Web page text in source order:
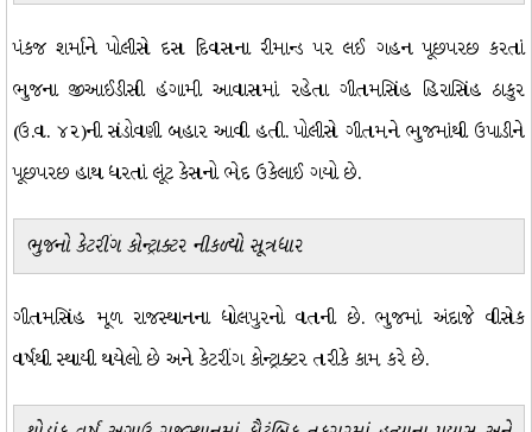
પંકજ શર્માને પોલીસે દસ દિવસના રીમાન્ડ પર લઈ ગહન પૂછપરછ કરતાં
ભુજના જીઆઈડીસી હંગામી આવાસમાં રહેતા ગીતમસિંહ હિરાસિંહ ઠાકુર
(ઉ.વ. ૪૨)ની સંડોવણી બહાર આવી હતી. પોલીસે ગીતમને ભુજમાંથી ઉપાડીને
પૂછપરછ હાથ ધરતાં લૂંટ કેસનો ભેદ ઉકેલાઈ ગયો છે.
ભુજનો કેટરીંગ કોન્ટ્રાક્ટર નીકળ્યો સૂત્રધાર
ગીતમસિંહ મૂળ રાજસ્થાનના ધોલપુરનો વતની છે. ભુજમાં અંદાજે વીસેક
વર્ષથી સ્થાયી થયેલો છે અને કેટરીંગ કોન્ટ્રાક્ટર તરીકે કામ કરે છે.